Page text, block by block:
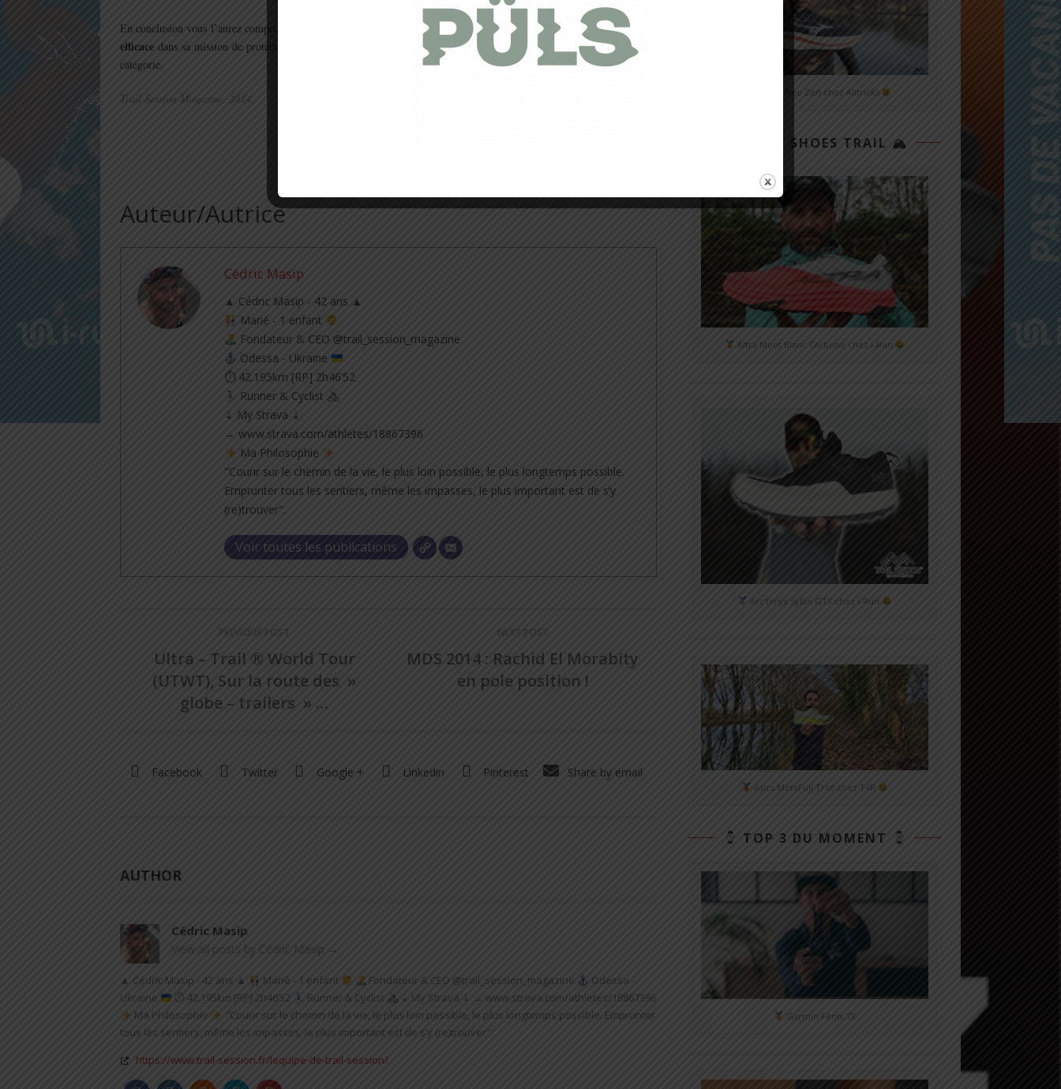
En conclusion vous l’aurez compris,
ce modèle ravira la gente féminine qui recherche un produit à la fois classe et
efficace dans sa mission de protection solaire pendant l’effort. Un petit bijou signé Julbo, bref, un top produit dans sa
catégorie.
Trail Session Magazine, 2014.
Auteur/Autrice
Cédric Masip
▲ Cédric Masip - 42 ans ▲
Marié - 1 enfant
Fondateur & CEO @trail_session_magazine
Odessa - Ukraine
⏱ 42.195km [RP] 2h46’52
Runner & Cyclist
⇣ My Strava ⇣
→ www.strava.com/athletes/18867396
Ma Philosophie
"Courir sur le chemin de la vie, le plus loin possible, le plus longtemps possible.
Emprunter tous les sentiers, même les impasses, le plus important est de s’y
(re)trouver".
Voir toutes les publications
PREVIOUS POST
Ultra – Trail ® World Tour
(UTWT), Sur la route des »
globe – trailers » …
NEXT POST
MDS 2014 : Rachid El Morabity
en pole position !
Facebook Twitter Google + Linkedin Pinterest Share by email
AUTHOR
Cédric Masip
View all posts by Cédric Masip →
▲ Cédric Masip - 42 ans ▲ Marié - 1 enfant Fondateur & CEO @trail_session_magazine
Odessa -
Ukraine
⏱ 42.195km [RP] 2h46’52 Runner & Cyclist
⇣ My Strava ⇣ → www.strava.com/athletes/18867396
Ma Philosophie
"Courir sur le chemin de la vie, le plus loin possible, le plus longtemps possible. Emprunter
tous les sentiers, même les impasses, le plus important est de s’y (re)trouver".
https://www.trail-session.fr/lequipe-de-trail-session/
Mizuno Neo Zen chez Alltricks
TOP 3 SHOES TRAIL 🏔
Altra Mont Blanc Carbone chez i-Run
Arc'teryx Sylan GTX chez i-Run
Asics MetaFuji Trail chez T4R
TOP 3 DU MOMENT
Garmin Fénix 7X